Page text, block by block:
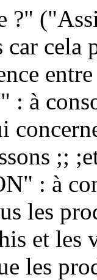
?"
car
à
;;
: à
les
et les
les